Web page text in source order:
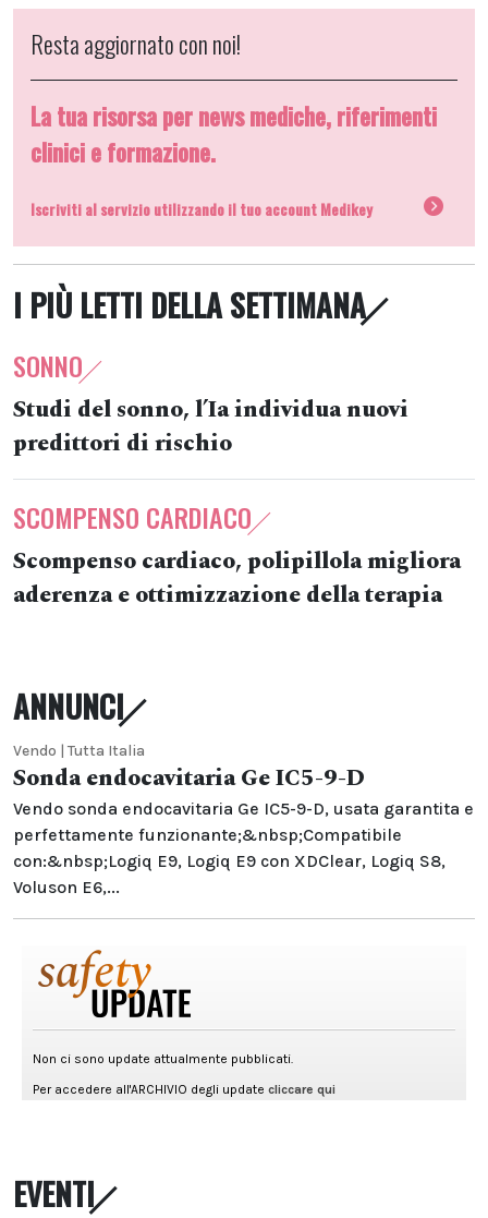
Resta aggiornato con noi!
La tua risorsa per news mediche, riferimenti
clinici e formazione.
Iscriviti al servizio utilizzando il tuo account Medikey
I PIÙ LETTI DELLA SETTIMANA
SONNO
Studi del sonno, l’Ia individua nuovi
predittori di rischio
SCOMPENSO CARDIACO
Scompenso cardiaco, polipillola migliora
aderenza e ottimizzazione della terapia
ANNUNCI
Vendo | Tutta Italia
Sonda endocavitaria Ge IC5-9-D
Vendo sonda endocavitaria Ge IC5-9-D, usata garantita e
perfettamente funzionante;&nbsp;Compatibile
con:&nbsp;Logiq E9, Logiq E9 con XDClear, Logiq S8,
Voluson E6,...
EVENTI